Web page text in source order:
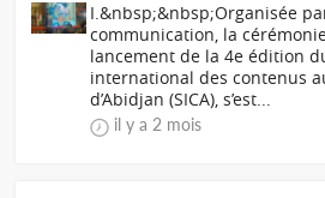
I.&nbsp;&nbsp;Organisée
communication, la
lancement de la 4e édition
international des contenus
d’Abidjan (SICA), s’est...
il y a 2 mois